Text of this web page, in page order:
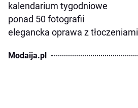
kalendarium tygodniowe
ponad 50 fotografii
elegancka oprawa z tłoczeniami
Modaija.pl